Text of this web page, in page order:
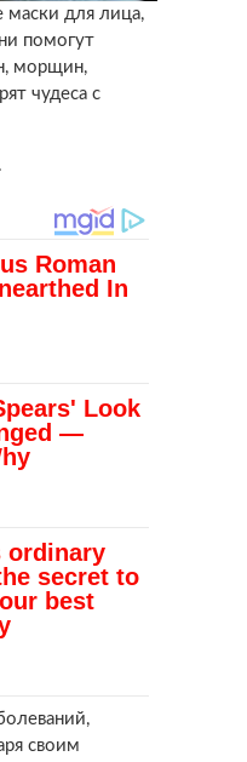
маски для лица,
помогут
морщин,
чудеса с
своим